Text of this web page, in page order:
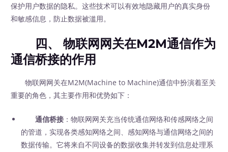
保护用户数据的隐私。这些技术可以有效地隐藏用户的真实身份
和敏感信息，防止数据被滥用。
四、 物联网网关在M2M通信作为
通信桥接的作用
物联网网关在M2M(Machine to Machine)通信中扮演着至关
重要的角色，其主要作用和优势如下：
通信桥接 ：物联网网关充当传统通信网络和传感网络之间
的管道，实现各类感知网络之间、感知网络与通信网络之间的
数据传输。它将来自不同设备的数据收集并转发到信息处理系